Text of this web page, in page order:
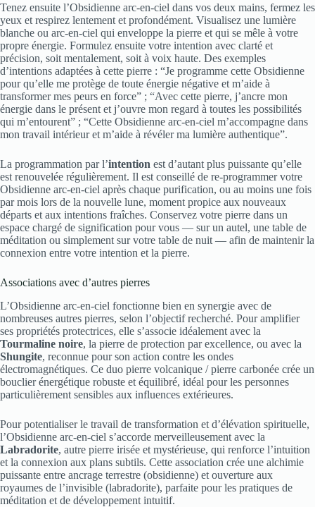
Tenez ensuite l’Obsidienne arc-en-ciel dans vos deux mains, fermez les
yeux et respirez lentement et profondément. Visualisez une lumière
blanche ou arc-en-ciel qui enveloppe la pierre et qui se mêle à votre
propre énergie. Formulez ensuite votre intention avec clarté et
précision, soit mentalement, soit à voix haute. Des exemples
d’intentions adaptées à cette pierre : “Je programme cette Obsidienne
pour qu’elle me protège de toute énergie négative et m’aide à
transformer mes peurs en force” ; “Avec cette pierre, j’ancre mon
énergie dans le présent et j’ouvre mon regard à toutes les possibilités
qui m’entourent” ; “Cette Obsidienne arc-en-ciel m’accompagne dans
mon travail intérieur et m’aide à révéler ma lumière authentique”.
La programmation par l’intention est d’autant plus puissante qu’elle
est renouvelée régulièrement. Il est conseillé de re-programmer votre
Obsidienne arc-en-ciel après chaque purification, ou au moins une fois
par mois lors de la nouvelle lune, moment propice aux nouveaux
départs et aux intentions fraîches. Conservez votre pierre dans un
espace chargé de signification pour vous — sur un autel, une table de
méditation ou simplement sur votre table de nuit — afin de maintenir la
connexion entre votre intention et la pierre.
Associations avec d’autres pierres
L’Obsidienne arc-en-ciel fonctionne bien en synergie avec de
nombreuses autres pierres, selon l’objectif recherché. Pour amplifier
ses propriétés protectrices, elle s’associe idéalement avec la
Tourmaline noire, la pierre de protection par excellence, ou avec la
Shungite, reconnue pour son action contre les ondes
électromagnétiques. Ce duo pierre volcanique / pierre carbonée crée un
bouclier énergétique robuste et équilibré, idéal pour les personnes
particulièrement sensibles aux influences extérieures.
Pour potentialiser le travail de transformation et d’élévation spirituelle,
l’Obsidienne arc-en-ciel s’accorde merveilleusement avec la
Labradorite, autre pierre irisée et mystérieuse, qui renforce l’intuition
et la connexion aux plans subtils. Cette association crée une alchimie
puissante entre ancrage terrestre (obsidienne) et ouverture aux
royaumes de l’invisible (labradorite), parfaite pour les pratiques de
méditation et de développement intuitif.